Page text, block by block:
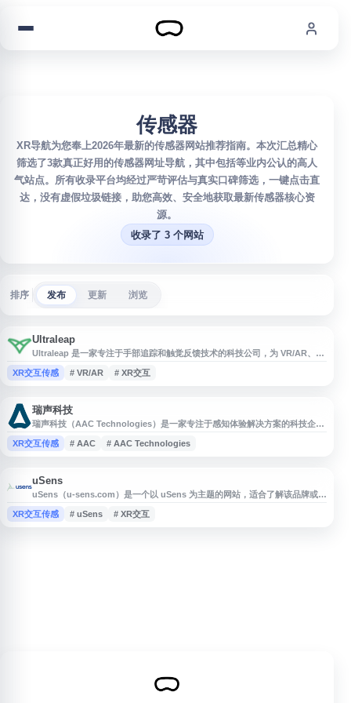
传感器
XR导航为您奉上2026年最新的传感器网站推荐指南。本次汇总精心
筛选了3款真正好用的传感器网址导航，其中包括等业内公认的高人
气站点。所有收录平台均经过严苛评估与真实口碑筛选，一键点击直
达，没有虚假垃圾链接，助您高效、安全地获取最新传感器核心资
源。
收录了 3 个网站
排序 发布 更新 浏览
Ultraleap
Ultraleap 是一家专注于手部追踪和触觉反馈技术的科技公司，为 VR/AR、汽
车、工业和医疗等领域提供创新交互解决方案。公司核心产品包括高精度手部
追踪传感器和中空触觉技术，能够实现无需物理接触的空中手势控制和触觉反
XR交互传感 # VR/AR # XR交互
瑞声科技
瑞声科技（AAC Technologies）是一家专注于感知体验解决方案的科技企
业，业务覆盖声学、光学、触感、传感器及半导体、精密制造等领域。公司坚
持技术创新与全球化布局，为国内外终端客户提供相关技术与产品服务，广泛
XR交互传感 # AAC # AAC Technologies
uSens
uSens（u-sens.com）是一个以 uSens 为主题的网站，适合了解该品牌或项
目的相关信息、产品与动态。网站内容布局简洁，便于用户快速浏览和检索，
适合需要查找 uSens 相关资料的访客访问。
XR交互传感 # uSens # XR交互